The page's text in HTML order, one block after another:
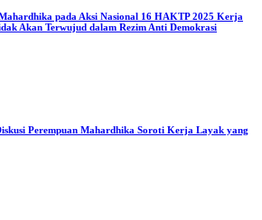
pada Aksi Nasional 16 HAKTP 2025 Kerja
Akan Terwujud dalam Rezim Anti Demokrasi
Perempuan Mahardhika Soroti Kerja Layak yang